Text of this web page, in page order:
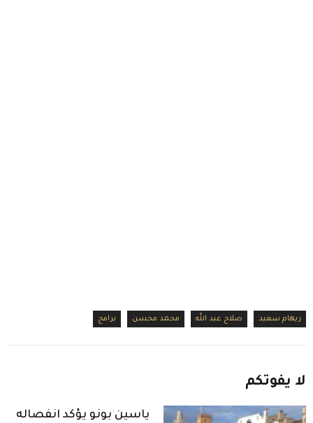
ريهام سعيد صلاح عبد الله محمد محسن برامج
لا يفوتكم
ياسين بونو يؤكد انفصاله